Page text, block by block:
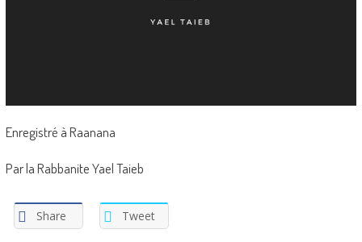
Enregistré à Raanana
Par la Rabbanite Yael Taieb
Share Tweet